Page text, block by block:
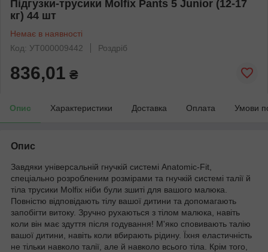
Підгузки-трусики Molfix Pants 5 Junior (12-17
кг) 44 шт
Немає в наявності
Код: УТ000009442
Роздріб
836,01 ₴
Опис Характеристики Доставка Оплата Умови
Опис
Завдяки універсальній гнучкій системі Anatomic-Fit,
спеціально розробленим розмірами та гнучкій системі талії й
тіла трусики Molfix ніби були зшиті для вашого малюка.
Повністю відповідають тілу вашої дитини та допомагають
запобігти витоку. Зручно рухаються з тілом малюка, навіть
коли він має здуття після годування! М'яко сповивають талію
вашої дитини, навіть коли вбирають рідину. Їхня еластичність
не тільки навколо талії, але й навколо всього тіла. Крім того,